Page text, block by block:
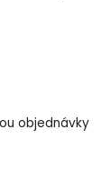
objednávky